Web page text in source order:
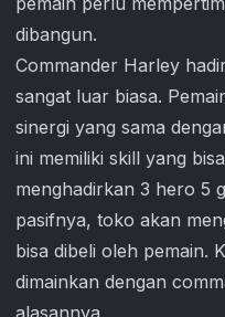
dibangun.
Commander Harley
sangat luar biasa.
sinergi yang sama
ini memiliki skill yang
menghadirkan 3 hero 5
pasifnya, toko akan
bisa dibeli oleh pemain.
dimainkan dengan
alasannya